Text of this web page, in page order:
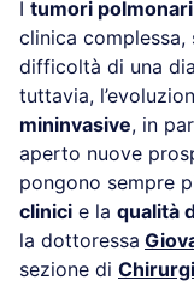
I tumori
clinica complessa,
difficoltà di una
tuttavia,
mininvasive, in
aperto nuove
pongono sempre
clinici e la qualità
la dottoressa
sezione di